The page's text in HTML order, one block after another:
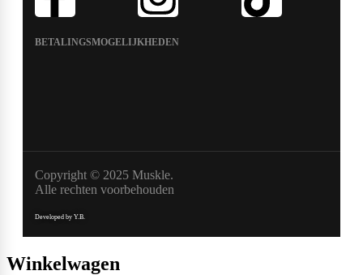
BETALINGSMOGELIJKHEDEN
Copyright © 2025 Muskle.
Alle rechten voorbehouden
Developed by Y.B.
Winkelwagen